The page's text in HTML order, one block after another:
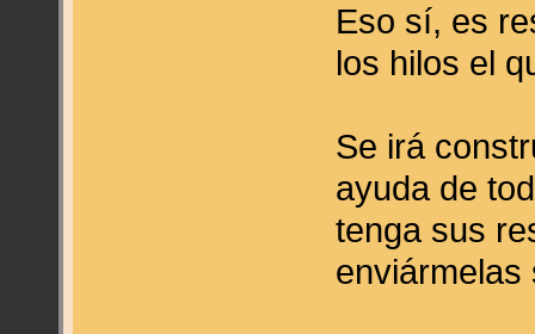
Eso sí, es
los hilos el
Se irá
ayuda de
tenga sus
enviármelas